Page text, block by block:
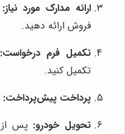
ارائه مدارک مورد نیاز:
فروش ارائه دهید.
تکمیل فرم درخواست:
تکمیل کنید.
پرداخت پیش‌پرداخت:
تحویل خودرو: پس